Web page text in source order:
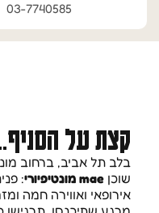
03-7740585
קצת על
בלב תל אביב, ברחוב
שוכן mae מונטיפיורי
:
אירופאי ואווירה חמה